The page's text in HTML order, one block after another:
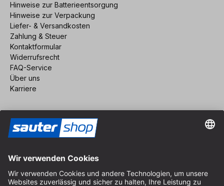
Hinweise zur Batterieentsorgung
Hinweise zur Verpackung
Liefer- & Versandkosten
Zahlung & Steuer
Kontaktformular
Widerrufsrecht
FAQ-Service
Über uns
Karriere
Impressum